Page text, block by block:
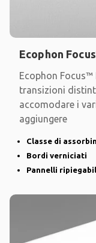
Ecophon
Ecophon
transizioni
accomodare i
aggiungere
Classe di
Bordi verniciati
Pannelli